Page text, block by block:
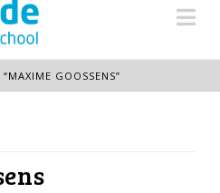
“MAXIME GOOSSENS”